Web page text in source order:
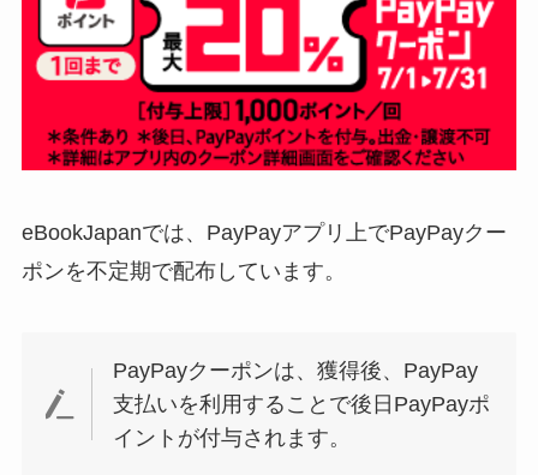
eBookJapanでは、PayPayアプリ上でPayPayクー
ポンを不定期で配布しています。
PayPayクーポンは、獲得後、PayPay
支払いを利用することで後日PayPayポ
イントが付与されます。